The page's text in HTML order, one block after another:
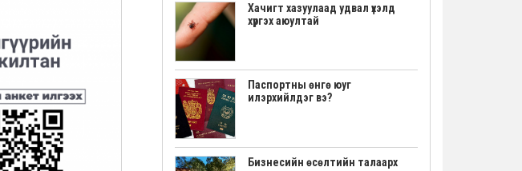
Хачигт хазуулаад удвал үхэлд
хүргэх аюултай
Паспортны өнгө юуг
илэрхийлдэг вэ?
Бизнесийн өсөлтийн талаарх